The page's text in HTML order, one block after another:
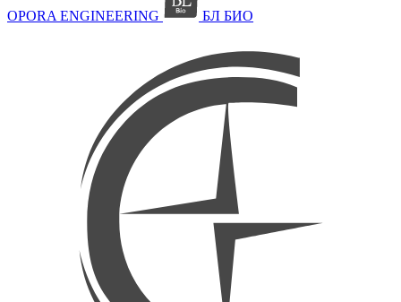
OPORA ENGINEERING БЛ БИО